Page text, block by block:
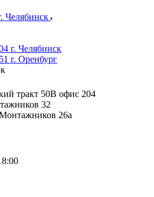
Челябинск
г. Челябинск
г. Оренбург
тракт 50В офис 204
32
26а